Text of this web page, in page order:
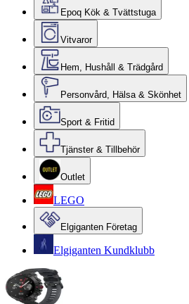
Epoq Kök & Tvättstuga
Vitvaror
Hem, Hushåll & Trädgård
Personvård, Hälsa & Skönhet
Sport & Fritid
Tjänster & Tillbehör
Outlet
LEGO
Elgiganten Företag
Elgiganten Kundklubb